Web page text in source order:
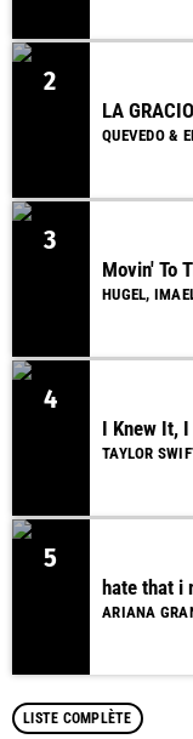
2
LA
QUEVEDO &
3
Movin' To
HUGEL,
4
I Knew It, I
TAYLOR
5
hate that i
ARIANA
LISTE COMPLÈTE